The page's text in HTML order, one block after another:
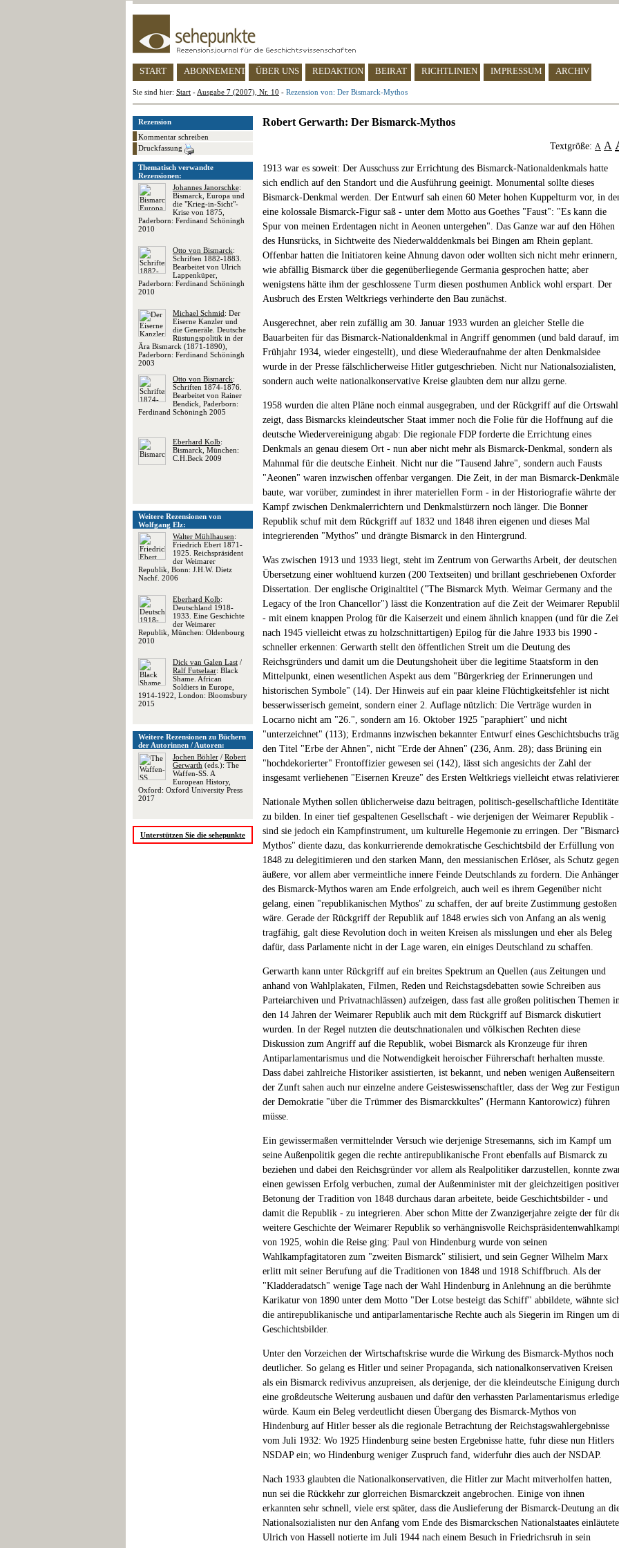
START ABONNEMENT ÜBER UNS REDAKTION BEIRAT RICHTLINIEN IMPRESSUM ARCHIV
Sie sind hier: Start - Ausgabe 7 (2007), Nr. 10 - Rezension von: Der Bismarck-Mythos
Rezension
Kommentar schreiben
Druckfassung
Thematisch verwandte
Rezensionen:
Johannes Janorschke:
Bismarck, Europa und
die "Krieg-in-Sicht"-
Krise von 1875,
Paderborn: Ferdinand Schöningh
2010
Otto von Bismarck:
Schriften 1882-1883.
Bearbeitet von Ulrich
Lappenküper,
Paderborn: Ferdinand Schöningh
2010
Michael Schmid: Der
Eiserne Kanzler und
die Generäle. Deutsche
Rüstungspolitik in der
Ära Bismarck (1871-1890),
Paderborn: Ferdinand Schöningh
2003
Otto von Bismarck:
Schriften 1874-1876.
Bearbeitet von Rainer
Bendick, Paderborn:
Ferdinand Schöningh 2005
Eberhard Kolb:
Bismarck, München:
C.H.Beck 2009
Weitere Rezensionen von
Wolfgang Elz:
Walter Mühlhausen:
Friedrich Ebert 1871-
1925. Reichspräsident
der Weimarer
Republik, Bonn: J.H.W. Dietz
Nachf. 2006
Eberhard Kolb:
Deutschland 1918-
1933. Eine Geschichte
der Weimarer
Republik, München: Oldenbourg
2010
Dick van Galen Last /
Ralf Futselaar: Black
Shame. African
Soldiers in Europe,
1914-1922, London: Bloomsbury
2015
Weitere Rezensionen zu Büchern
der Autorinnen / Autoren:
Jochen Böhler / Robert
Gerwarth (eds.): The
Waffen-SS. A
European History,
Oxford: Oxford University Press
2017
Unterstützen Sie die sehepunkte
Robert Gerwarth: Der Bismarck-Mythos
Textgröße: A A
1913 war es soweit: Der Ausschuss zur Errichtung des Bismarck-Nationaldenkmals hatte
sich endlich auf den Standort und die Ausführung geeinigt. Monumental sollte dieses
Bismarck-Denkmal werden. Der Entwurf sah einen 60 Meter hohen Kuppelturm vor, in
eine kolossale Bismarck-Figur saß - unter dem Motto aus Goethes "Faust": "Es kann die
Spur von meinen Erdentagen nicht in Aeonen untergehen". Das Ganze war auf den Höhen
des Hunsrücks, in Sichtweite des Niederwalddenkmals bei Bingen am Rhein geplant.
Offenbar hatten die Initiatoren keine Ahnung davon oder wollten sich nicht mehr erinnern,
wie abfällig Bismarck über die gegenüberliegende Germania gesprochen hatte; aber
wenigstens hätte ihm der geschlossene Turm diesen posthumen Anblick wohl erspart. Der
Ausbruch des Ersten Weltkriegs verhinderte den Bau zunächst.
Ausgerechnet, aber rein zufällig am 30. Januar 1933 wurden an gleicher Stelle die
Bauarbeiten für das Bismarck-Nationaldenkmal in Angriff genommen (und bald darauf, im
Frühjahr 1934, wieder eingestellt), und diese Wiederaufnahme der alten Denkmalsidee
wurde in der Presse fälschlicherweise Hitler gutgeschrieben. Nicht nur Nationalsozialisten,
sondern auch weite nationalkonservative Kreise glaubten dem nur allzu gerne.
1958 wurden die alten Pläne noch einmal ausgegraben, und der Rückgriff auf die Ortswahl
zeigt, dass Bismarcks kleindeutscher Staat immer noch die Folie für die Hoffnung auf die
deutsche Wiedervereinigung abgab: Die regionale FDP forderte die Errichtung eines
Denkmals an genau diesem Ort - nun aber nicht mehr als Bismarck-Denkmal, sondern als
Mahnmal für die deutsche Einheit. Nicht nur die "Tausend Jahre", sondern auch Fausts
"Aeonen" waren inzwischen offenbar vergangen. Die Zeit, in der man Bismarck-
baute, war vorüber, zumindest in ihrer materiellen Form - in der Historiografie währte der
Kampf zwischen Denkmalerrichtern und Denkmalstürzern noch länger. Die Bonner
Republik schuf mit dem Rückgriff auf 1832 und 1848 ihren eigenen und dieses Mal
integrierenden "Mythos" und drängte Bismarck in den Hintergrund.
Was zwischen 1913 und 1933 liegt, steht im Zentrum von Gerwarths Arbeit, der deutschen
Übersetzung einer wohltuend kurzen (200 Textseiten) und brillant geschriebenen Oxforder
Dissertation. Der englische Originaltitel ("The Bismarck Myth. Weimar Germany and the
Legacy of the Iron Chancellor") lässt die Konzentration auf die Zeit der Weimarer
- mit einem knappen Prolog für die Kaiserzeit und einem ähnlich knappen (und für die
nach 1945 vielleicht etwas zu holzschnittartigen) Epilog für die Jahre 1933 bis 1990 -
schneller erkennen: Gerwarth stellt den öffentlichen Streit um die Deutung des
Reichsgründers und damit um die Deutungshoheit über die legitime Staatsform in den
Mittelpunkt, einen wesentlichen Aspekt aus dem "Bürgerkrieg der Erinnerungen und
historischen Symbole" (14). Der Hinweis auf ein paar kleine Flüchtigkeitsfehler ist nicht
besserwisserisch gemeint, sondern einer 2. Auflage nützlich: Die Verträge wurden in
Locarno nicht am "26.", sondern am 16. Oktober 1925 "paraphiert" und nicht
"unterzeichnet" (113); Erdmanns inzwischen bekannter Entwurf eines Geschichtsbuchs
den Titel "Erbe der Ahnen", nicht "Erde der Ahnen" (236, Anm. 28); dass Brüning ein
"hochdekorierter" Frontoffizier gewesen sei (142), lässt sich angesichts der Zahl der
insgesamt verliehenen "Eisernen Kreuze" des Ersten Weltkriegs vielleicht etwas
Nationale Mythen sollen üblicherweise dazu beitragen, politisch-gesellschaftliche
zu bilden. In einer tief gespaltenen Gesellschaft - wie derjenigen der Weimarer Republik -
sind sie jedoch ein Kampfinstrument, um kulturelle Hegemonie zu erringen. Der
Mythos" diente dazu, das konkurrierende demokratische Geschichtsbild der Erfüllung von
1848 zu delegitimieren und den starken Mann, den messianischen Erlöser, als Schutz gegen
äußere, vor allem aber vermeintliche innere Feinde Deutschlands zu fordern. Die Anhänger
des Bismarck-Mythos waren am Ende erfolgreich, auch weil es ihrem Gegenüber nicht
gelang, einen "republikanischen Mythos" zu schaffen, der auf breite Zustimmung gestoßen
wäre. Gerade der Rückgriff der Republik auf 1848 erwies sich von Anfang an als wenig
tragfähig, galt diese Revolution doch in weiten Kreisen als misslungen und eher als Beleg
dafür, dass Parlamente nicht in der Lage waren, ein einiges Deutschland zu schaffen.
Gerwarth kann unter Rückgriff auf ein breites Spektrum an Quellen (aus Zeitungen und
anhand von Wahlplakaten, Filmen, Reden und Reichstagsdebatten sowie Schreiben aus
Parteiarchiven und Privatnachlässen) aufzeigen, dass fast alle großen politischen Themen
den 14 Jahren der Weimarer Republik auch mit dem Rückgriff auf Bismarck diskutiert
wurden. In der Regel nutzten die deutschnationalen und völkischen Rechten diese
Diskussion zum Angriff auf die Republik, wobei Bismarck als Kronzeuge für ihren
Antiparlamentarismus und die Notwendigkeit heroischer Führerschaft herhalten musste.
Dass dabei zahlreiche Historiker assistierten, ist bekannt, und neben wenigen Außenseitern
der Zunft sahen auch nur einzelne andere Geisteswissenschaftler, dass der Weg zur
der Demokratie "über die Trümmer des Bismarckkultes" (Hermann Kantorowicz) führen
müsse.
Ein gewissermaßen vermittelnder Versuch wie derjenige Stresemanns, sich im Kampf um
seine Außenpolitik gegen die rechte antirepublikanische Front ebenfalls auf Bismarck zu
beziehen und dabei den Reichsgründer vor allem als Realpolitiker darzustellen, konnte
einen gewissen Erfolg verbuchen, zumal der Außenminister mit der gleichzeitigen
Betonung der Tradition von 1848 durchaus daran arbeitete, beide Geschichtsbilder - und
damit die Republik - zu integrieren. Aber schon Mitte der Zwanzigerjahre zeigte der für
weitere Geschichte der Weimarer Republik so verhängnisvolle
von 1925, wohin die Reise ging: Paul von Hindenburg wurde von seinen
Wahlkampfagitatoren zum "zweiten Bismarck" stilisiert, und sein Gegner Wilhelm Marx
erlitt mit seiner Berufung auf die Traditionen von 1848 und 1918 Schiffbruch. Als der
"Kladderadatsch" wenige Tage nach der Wahl Hindenburg in Anlehnung an die berühmte
Karikatur von 1890 unter dem Motto "Der Lotse besteigt das Schiff" abbildete, wähnte
die antirepublikanische und antiparlamentarische Rechte auch als Siegerin im Ringen um
Geschichtsbilder.
Unter den Vorzeichen der Wirtschaftskrise wurde die Wirkung des Bismarck-Mythos noch
deutlicher. So gelang es Hitler und seiner Propaganda, sich nationalkonservativen Kreisen
als ein Bismarck redivivus anzupreisen, als derjenige, der die kleindeutsche Einigung durch
eine großdeutsche Weiterung ausbauen und dafür den verhassten Parlamentarismus
würde. Kaum ein Beleg verdeutlicht diesen Übergang des Bismarck-Mythos von
Hindenburg auf Hitler besser als die regionale Betrachtung der Reichstagswahlergebnisse
vom Juli 1932: Wo 1925 Hindenburg seine besten Ergebnisse hatte, fuhr diese nun Hitlers
NSDAP ein; wo Hindenburg weniger Zuspruch fand, widerfuhr dies auch der NSDAP.
Nach 1933 glaubten die Nationalkonservativen, die Hitler zur Macht mitverholfen hatten,
nun sei die Rückkehr zur glorreichen Bismarckzeit angebrochen. Einige von ihnen
erkannten sehr schnell, viele erst später, dass die Auslieferung der Bismarck-Deutung an
Nationalsozialisten nur den Anfang vom Ende des Bismarckschen Nationalstaates
Ulrich von Hassell notierte im Juli 1944 nach einem Besuch in Friedrichsruh in sein